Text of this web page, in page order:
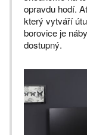
opravdu hodí.
který vytváří
borovice je
dostupný.